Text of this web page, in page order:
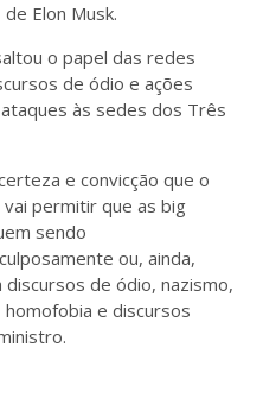
Elon Musk.
o papel das redes
de ódio e ações
às sedes dos Três
e convicção que o
permitir que as big
sendo
ou, ainda,
de ódio, nazismo,
e discursos